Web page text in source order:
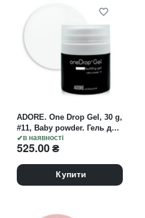
в наявності
ADORE. One Drop Gel, 30 g,
#11, Baby powder. Гель для
нарощування, біло-
молочний
525.00₴
Купити